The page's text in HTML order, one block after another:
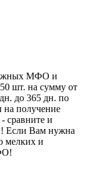
МФО и
шт. на сумму от
до 365 дн. по
на получение
сравните и
Если Вам нужна
мелких и